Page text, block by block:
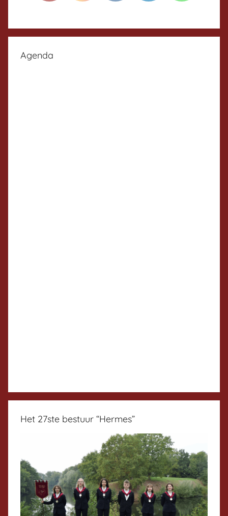
Agenda
Het 27ste bestuur “Hermes”